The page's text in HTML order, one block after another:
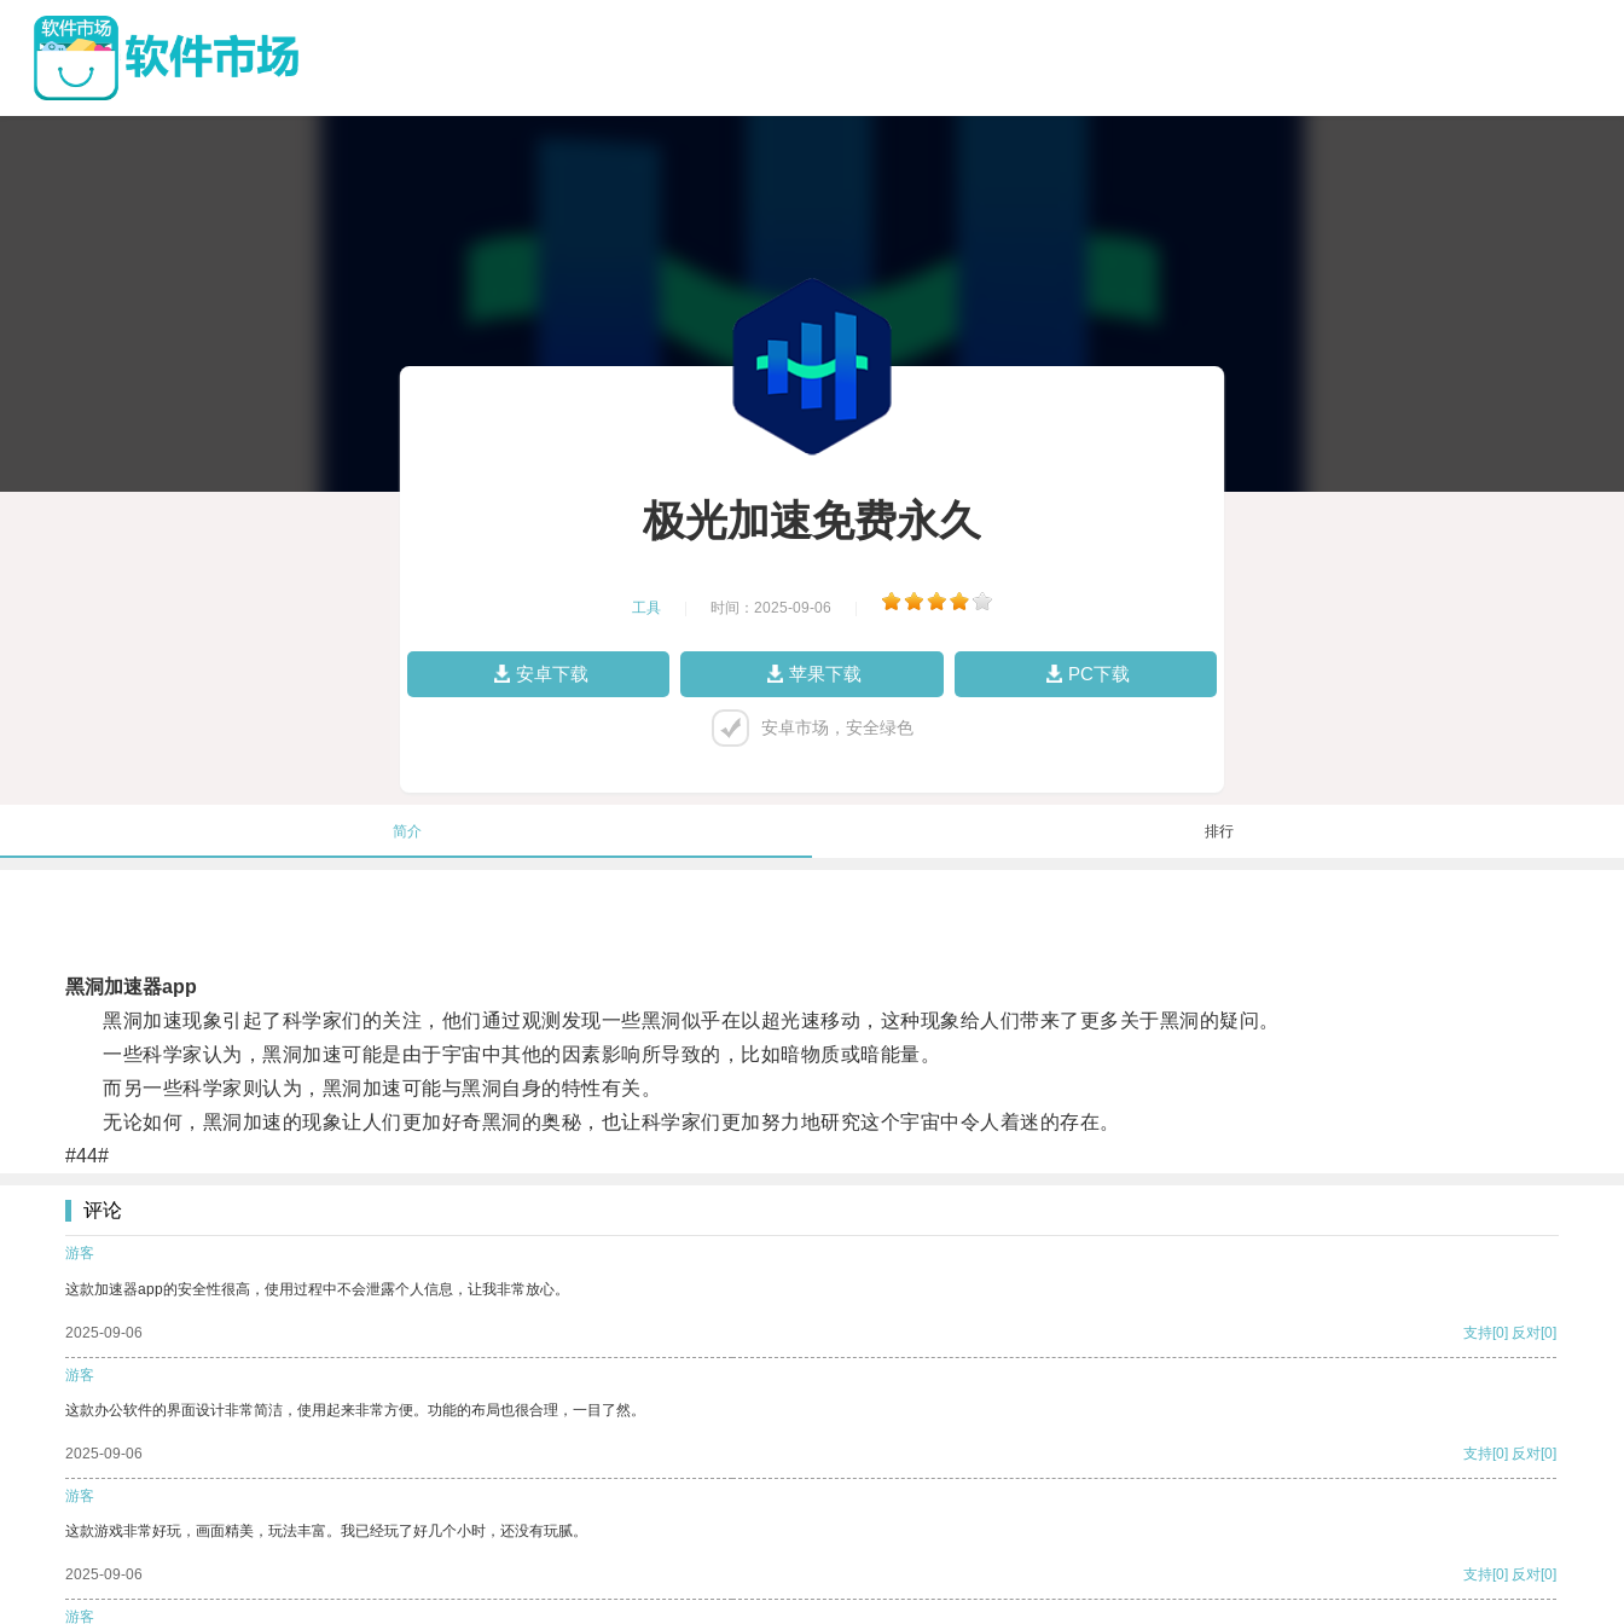
极光加速免费永久
工具 时间：2025-09-06
安卓下载 苹果下载 PC下载
安卓市场，安全绿色
简介 排行
黑洞加速器app
黑洞加速现象引起了科学家们的关注，他们通过观测发现一些黑洞似乎在以超光速移动，这种现象给人们带来了更多关于黑洞的疑问。
一些科学家认为，黑洞加速可能是由于宇宙中其他的因素影响所导致的，比如暗物质或暗能量。
而另一些科学家则认为，黑洞加速可能与黑洞自身的特性有关。
无论如何，黑洞加速的现象让人们更加好奇黑洞的奥秘，也让科学家们更加努力地研究这个宇宙中令人着迷的存在。
#44#
评论
游客
这款加速器app的安全性很高，使用过程中不会泄露个人信息，让我非常放心。
2025-09-06 支持[0] 反对[0]
游客
这款办公软件的界面设计非常简洁，使用起来非常方便。功能的布局也很合理，一目了然。
2025-09-06 支持[0] 反对[0]
游客
这款游戏非常好玩，画面精美，玩法丰富。我已经玩了好几个小时，还没有玩腻。
2025-09-06 支持[0] 反对[0]
游客